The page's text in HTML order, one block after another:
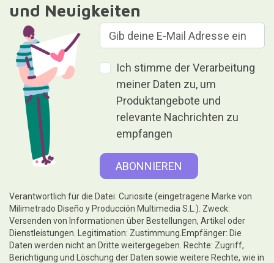
und Neuigkeiten
Ich stimme der Verarbeitung
meiner Daten zu, um
Produktangebote und
relevante Nachrichten zu
empfangen
Verantwortlich für die Datei: Curiosite (eingetragene Marke von
Milimetrado Diseño y Producción Multimedia S.L.). Zweck:
Versenden von Informationen über Bestellungen, Artikel oder
Dienstleistungen. Legitimation: Zustimmung.Empfänger: Die
Daten werden nicht an Dritte weitergegeben. Rechte: Zugriff,
Berichtigung und Löschung der Daten sowie weitere Rechte, wie in